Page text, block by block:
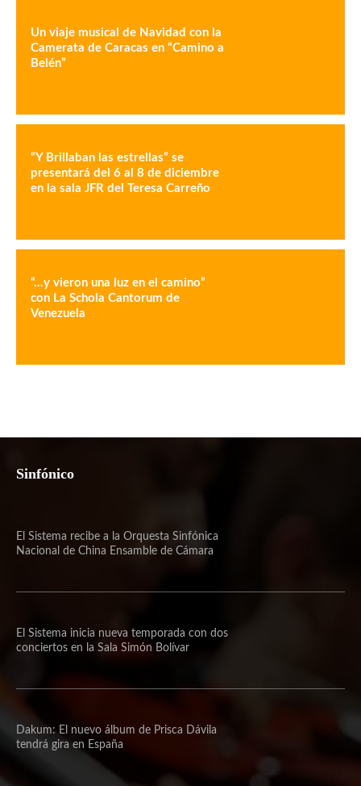
Un viaje musical de Navidad con la
Camerata de Caracas en “Camino a
Belén”
“Y Brillaban las estrellas” se
presentará del 6 al 8 de diciembre
en la sala JFR del Teresa Carreño
“…y vieron una luz en el camino”
con La Schola Cantorum de
Venezuela
Sinfónico
El Sistema recibe a la Orquesta Sinfónica
Nacional de China Ensamble de Cámara
El Sistema inicia nueva temporada con dos
conciertos en la Sala Simón Bolívar
Dakum: El nuevo álbum de Prisca Dávila
tendrá gira en España